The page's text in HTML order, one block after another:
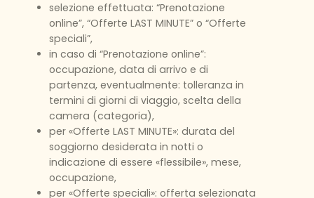
selezione effettuata: “Prenotazione
online”, “Offerte LAST MINUTE” o “Offerte
speciali”,
in caso di “Prenotazione online”:
occupazione, data di arrivo e di
partenza, eventualmente: tolleranza in
termini di giorni di viaggio, scelta della
camera (categoria),
per «Offerte LAST MINUTE»: durata del
soggiorno desiderata in notti o
indicazione di essere «flessibile», mese,
occupazione,
per «Offerte speciali»: offerta selezionata